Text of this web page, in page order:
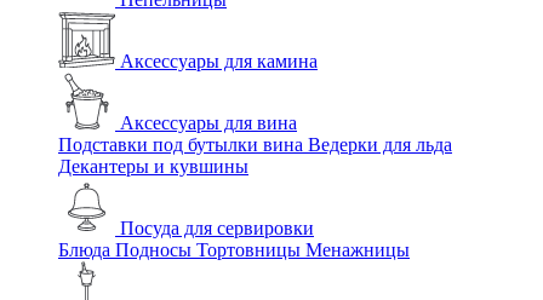
Аксессуары для камина
Аксессуары для вина
Подставки под бутылки вина Ведерки для льда
Декантеры и кувшины
Посуда для сервировки
Блюда Подносы Тортовницы Менажницы